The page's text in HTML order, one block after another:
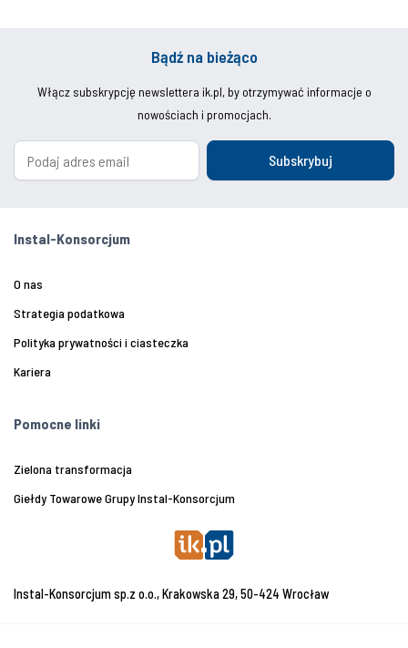
Bądź na bieżąco
Włącz subskrypcję newslettera ik.pl, by otrzymywać informacje o
nowościach i promocjach.
Subskrybuj
Instal-Konsorcjum
O nas
Strategia podatkowa
Polityka prywatności i ciasteczka
Kariera
Pomocne linki
Zielona transformacja
Giełdy Towarowe Grupy Instal-Konsorcjum
Instal-Konsorcjum sp.z o.o., Krakowska 29, 50-424 Wrocław